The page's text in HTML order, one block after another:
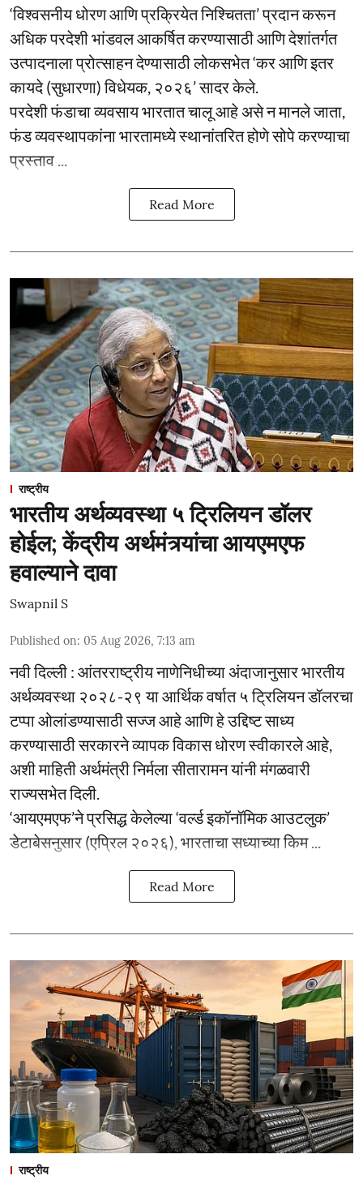
‘विश्वसनीय धोरण आणि प्रक्रियेत निश्चितता’ प्रदान करून
अधिक परदेशी भांडवल आकर्षित करण्यासाठी आणि देशांतर्गत
उत्पादनाला प्रोत्साहन देण्यासाठी लोकसभेत ‘कर आणि इतर
कायदे (सुधारणा) विधेयक, २०२६’ सादर केले.
परदेशी फंडाचा व्यवसाय भारतात चालू आहे असे न मानले जाता,
फंड व्यवस्थापकांना भारतामध्ये स्थानांतरित होणे सोपे करण्याचा
प्रस्ताव ...
Read More
राष्ट्रीय
भारतीय अर्थव्यवस्था ५ ट्रिलियन डॉलर
होईल; केंद्रीय अर्थमंत्र्यांचा आयएमएफ
हवाल्याने दावा
Swapnil S
Published on: 05 Aug 2026, 7:13 am
नवी दिल्ली : आंतरराष्ट्रीय नाणेनिधीच्या अंदाजानुसार भारतीय
अर्थव्यवस्था २०२८-२९ या आर्थिक वर्षात ५ ट्रिलियन डॉलरचा
टप्पा ओलांडण्यासाठी सज्ज आहे आणि हे उद्दिष्ट साध्य
करण्यासाठी सरकारने व्यापक विकास धोरण स्वीकारले आहे,
अशी माहिती अर्थमंत्री निर्मला सीतारामन यांनी मंगळवारी
राज्यसभेत दिली.
‘आयएमएफ’ने प्रसिद्ध केलेल्या ‘वर्ल्ड इकॉनॉमिक आउटलुक’
डेटाबेसनुसार (एप्रिल २०२६), भारताचा सध्याच्या किम ...
Read More
राष्ट्रीय